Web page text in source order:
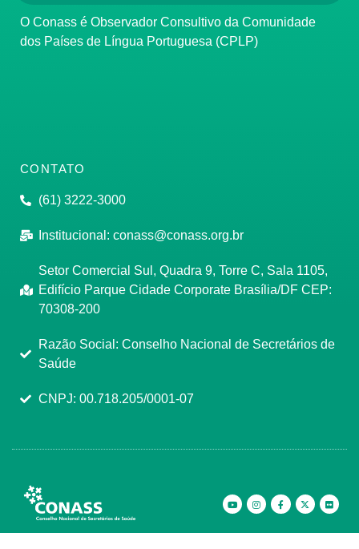
O Conass é Observador Consultivo da Comunidade
dos Países de Língua Portuguesa (CPLP)
CONTATO
(61) 3222-3000
Institucional: conass@conass.org.br
Setor Comercial Sul, Quadra 9, Torre C, Sala 1105,
Edifício Parque Cidade Corporate Brasília/DF CEP:
70308-200
Razão Social: Conselho Nacional de Secretários de
Saúde
CNPJ: 00.718.205/0001-07